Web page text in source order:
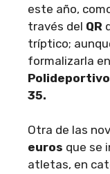
este año,
través del QR
tríptico;
formalizarla
Polideportivo
35.
Otra de las
euros que se
atletas, en